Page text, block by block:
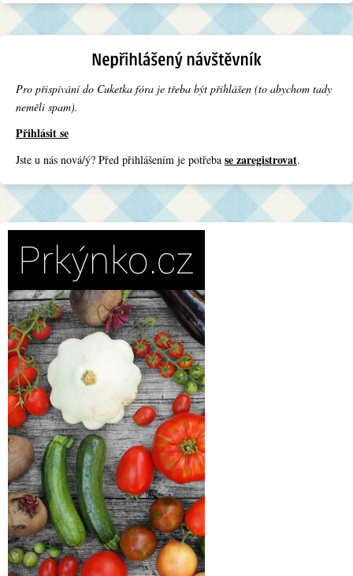
Pro přispívání do Cuketka fóra je třeba být přihlášen (to abychom tady
neměli spam).
Přihlásit se
Jste u nás nová/ý? Před přihlášením je potřeba se zaregistrovat.